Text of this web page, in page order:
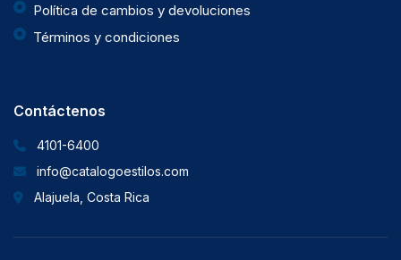
Política de cambios y devoluciones
Términos y condiciones
Contáctenos
4101-6400
info@catalogoestilos.com
Alajuela, Costa Rica